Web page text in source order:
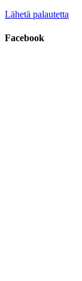
Lähetä palautetta
Facebook